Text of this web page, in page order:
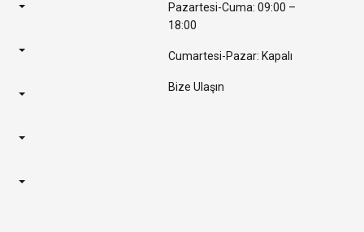
Pazartesi-Cuma: 09:00 –
18:00
Cumartesi-Pazar: Kapalı
Bize Ulaşın